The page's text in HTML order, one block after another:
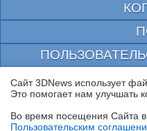
© 1997—2026 Электронное
выдано Федеральной Службой по
Сайт 3DNews использует
Это помогает нам улучшать
Во время посещения Cайта
Пользовательским